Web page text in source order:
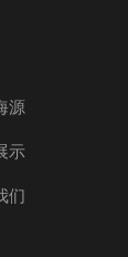
源
示
们